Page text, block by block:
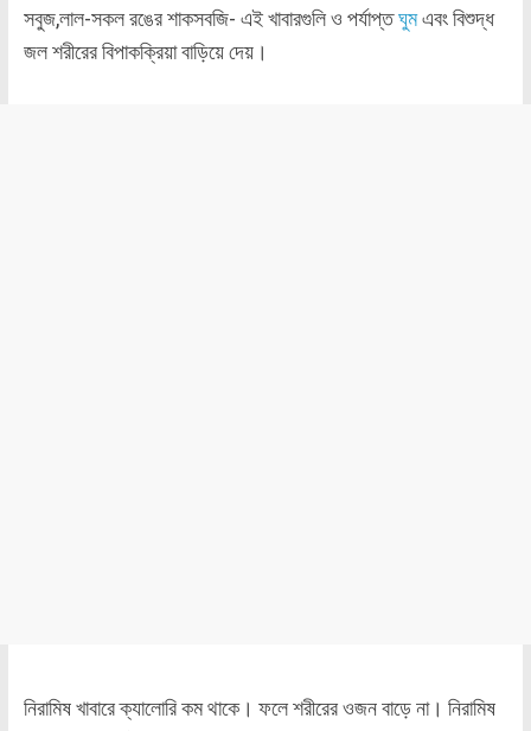
সবুজ,লাল-সকল রঙের শাকসবজি- এই খাবারগুলি ও পর্যাপ্তঘুমএবং বিশুদ্ধ
জল শরীরের বিপাকক্রিয়া বাড়িয়ে দেয়।
নিরামিষ খাবারে ক্যালোরি কম থাকে। ফলে শরীরের ওজন বাড়ে না। নিরামিষ